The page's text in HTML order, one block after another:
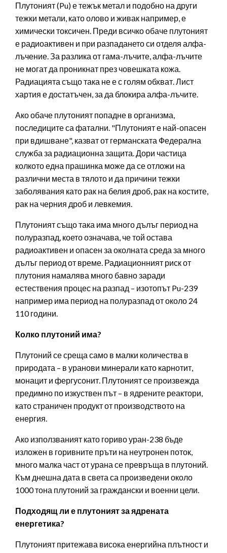
Плутоният (Pu) е тежък метал и подобно на други
тежки метали, като олово и живак например, е
химически токсичен. Преди всичко обаче плутоният
е радиоактивен и при разпадането си отделя алфа-
лъчение. За разлика от гама-лъчите, алфа-лъчите
не могат да проникнат през човешката кожа.
Радиацията също така не е с голям обхват. Лист
хартия е достатъчен, за да блокира алфа-лъчите.
Ако обаче плутоният попадне в организма,
последиците са фатални. "Плутоният е най-опасен
при вдишване", казват от германската Федерална
служба за радиационна защита. Дори частица
колкото една прашинка може да се отложи на
различни места в тялото и да причини тежки
заболявания като рак на белия дроб, рак на костите,
рак на черния дроб и левкемия.
Плутоният също така има много дълъг период на
полуразпад, което означава, че той остава
радиоактивен и опасен за околната среда за много
дълъг период от време. Радиационният риск от
плутония намалява много бавно заради
естествения процес на разпад – изотопът Pu-239
например има период на полуразпад от около 24
110 години.
Колко плутоний има?
Плутоний се среща само в малки количества в
природата – в уранови минерали като карнотит,
монацит и фергусонит. Плутоният се произвежда
предимно по изкуствен път – в ядрените реактори,
като страничен продукт от производството на
енергия.
Ако използваният като гориво уран-238 бъде
изложен в горивните пръти на неутронен поток,
много малка част от урана се превръща в плутоний.
Към днешна дата в света са произведени около
1000 тона плутоний за граждански и военни цели.
Подходящ ли е плутоният за ядрената
енергетика?
Плутоният притежава висока енергийна плътност и